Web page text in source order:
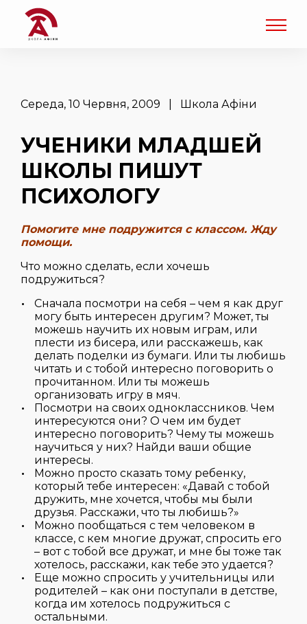
Середа, 10 Червня, 2009 | Школа Афіни
УЧЕНИКИ МЛАДШЕЙ
ШКОЛЫ ПИШУТ
ПСИХОЛОГУ
Помогите мне подружится с классом. Жду
помощи.
Что можно сделать, если хочешь
подружиться?
Сначала посмотри на себя – чем я как друг
могу быть интересен другим? Может, ты
можешь научить их новым играм, или
плести из бисера, или расскажешь, как
делать поделки из бумаги. Или ты любишь
читать и с тобой интересно поговорить о
прочитанном. Или ты можешь
организовать игру в мяч.
Посмотри на своих одноклассников. Чем
интересуются они? О чем им будет
интересно поговорить? Чему ты можешь
научиться у них? Найди ваши общие
интересы.
Можно просто сказать тому ребенку,
который тебе интересен: «Давай с тобой
дружить, мне хочется, чтобы мы были
друзья. Расскажи, что ты любишь?»
Можно пообщаться с тем человеком в
классе, с кем многие дружат, спросить его
– вот с тобой все дружат, и мне бы тоже так
хотелось, расскажи, как тебе это удается?
Еще можно спросить у учительницы или
родителей – как они поступали в детстве,
когда им хотелось подружиться с
остальными.